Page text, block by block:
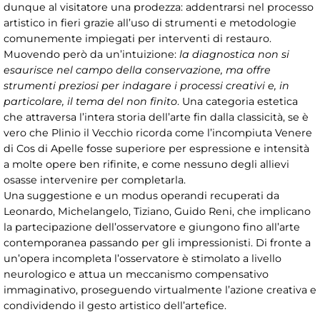
dunque al visitatore una prodezza: addentrarsi nel processo
artistico in fieri grazie all’uso di strumenti e metodologie
comunemente impiegati per interventi di restauro.
Muovendo però da un’intuizione: la diagnostica non si
esaurisce nel campo della conservazione, ma offre
strumenti preziosi per indagare i processi creativi e, in
particolare, il tema del non finito. Una categoria estetica
che attraversa l’intera storia dell’arte fin dalla classicità, se è
vero che Plinio il Vecchio ricorda come l’incompiuta Venere
di Cos di Apelle fosse superiore per espressione e intensità
a molte opere ben rifinite, e come nessuno degli allievi
osasse intervenire per completarla.
Una suggestione e un modus operandi recuperati da
Leonardo, Michelangelo, Tiziano, Guido Reni, che implicano
la partecipazione dell’osservatore e giungono fino all’arte
contemporanea passando per gli impressionisti. Di fronte a
un’opera incompleta l’osservatore è stimolato a livello
neurologico e attua un meccanismo compensativo
immaginativo, proseguendo virtualmente l’azione creativa e
condividendo il gesto artistico dell’artefice.